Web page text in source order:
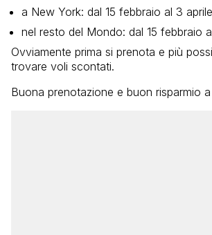
a New York: dal 15 febbraio al 3 aprile
nel resto del Mondo: dal 15 febbraio
Ovviamente prima si prenota e più
trovare voli scontati.
Buona prenotazione e buon risparmio